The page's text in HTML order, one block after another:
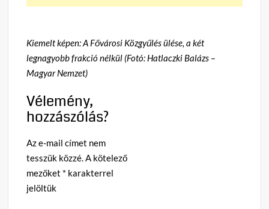
Kiemelt képen: A Fővárosi Közgyűlés ülése, a két
legnagyobb frakció nélkül (Fotó: Hatlaczki Balázs –
Magyar Nemzet)
Vélemény,
hozzászólás?
Az e-mail címet nem
tesszük közzé.A kötelező
mezőket * karakterrel
jelöltük